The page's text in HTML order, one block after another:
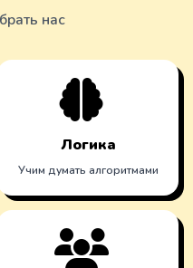
нас
Логика
Учим думать алгоритмами